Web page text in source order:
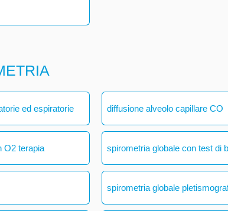
ed espiratorie diffusione alveolo capillare CO
O2 terapia spirometria globale con test di
spirometria globale